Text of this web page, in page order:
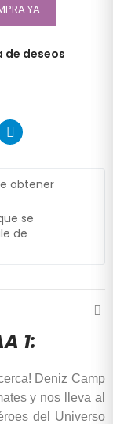
YA
de deseos
obtener
se
de
1:
Deniz Camp
y nos lleva al
del Universo